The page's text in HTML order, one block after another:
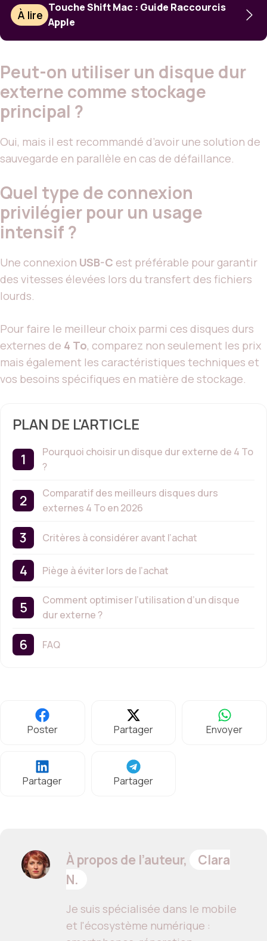
À lire
Touche Shift Mac : Guide Raccourcis
Apple
Peut-on utiliser un disque dur
externe comme stockage
principal ?
Oui, mais il est recommandé d’avoir une solution de
sauvegarde en parallèle en cas de défaillance.
Quel type de connexion
privilégier pour un usage
intensif ?
Une connexion USB-C est préférable pour garantir
des vitesses élevées lors du transfert des fichiers
lourds.
Pour faire le meilleur choix parmi ces disques durs
externes de 4 To, comparez non seulement les prix
mais également les caractéristiques techniques et
vos besoins spécifiques en matière de stockage.
PLAN DE L'ARTICLE
Pourquoi choisir un disque dur externe de 4 To
?
Comparatif des meilleurs disques durs
externes 4 To en 2026
Critères à considérer avant l’achat
Piège à éviter lors de l’achat
Comment optimiser l’utilisation d’un disque
dur externe ?
FAQ
Poster Partager Envoyer
Partager Partager
À propos de l’auteur,
Clara
N.
Je suis spécialisée dans le mobile
et l'écosystème numérique :